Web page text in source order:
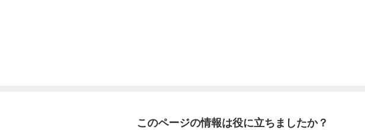
このページの情報は役に立ちましたか？